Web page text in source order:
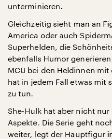
unterminieren.
Gleichzeitig sieht man an
America oder auch
Superhelden, die
ebenfalls Humor
MCU bei den Heldinnen
hat in jedem Fall etwas mit
zu tun.
She-Hulk hat aber nicht
Aspekte. Die Serie geht
weiter, legt der Hauptfigur